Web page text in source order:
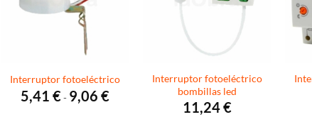
Interruptor fotoeléctrico
5,41 € - 9,06 €Rango
de
Interruptor fotoeléctrico
bombillas led
11,24€